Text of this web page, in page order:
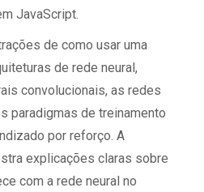
JavaScript.
de como usar uma
de rede neural,
convolucionais, as redes
paradigmas de treinamento
por reforço. A
explicações claras sobre
com a rede neural no